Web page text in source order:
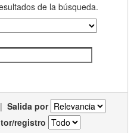
de la búsqueda.
| Salida por
registro